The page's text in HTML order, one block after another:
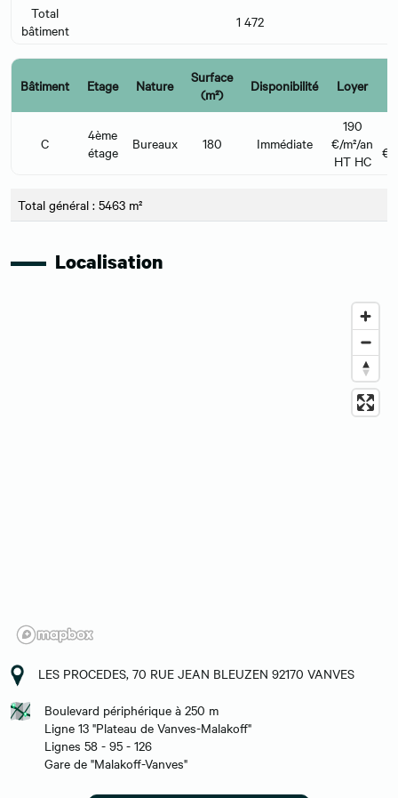
Total
bâtiment
1 472
Bâtiment Etage Nature
Surface
(m²)
Disponibilité Loyer
C
4ème
étage
Bureaux 180 Immédiate
190
€/m²/an
HT HC
€/
Total général : 5463 m²
Localisation
LES PROCEDES, 70 RUE JEAN BLEUZEN 92170 VANVES
Boulevard périphérique à 250 m
Ligne 13 "Plateau de Vanves-Malakoff"
Lignes 58 - 95 - 126
Gare de "Malakoff-Vanves"